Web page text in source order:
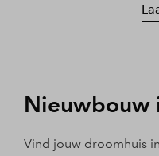
Nieuwbouw
Vind jouw droomhuis